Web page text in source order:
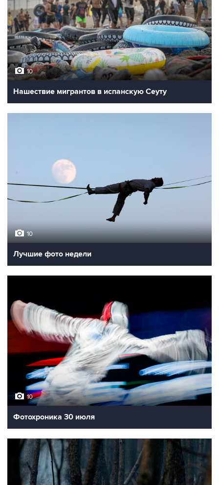
10
Нашествие мигрантов в испанскую Сеуту
10
Лучшие фото недели
10
Фотохроника 30 июля